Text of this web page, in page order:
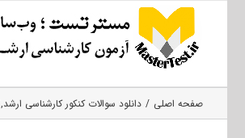
صفحه اصلی دانلود سوالات کنکور کارشناسی ارشد